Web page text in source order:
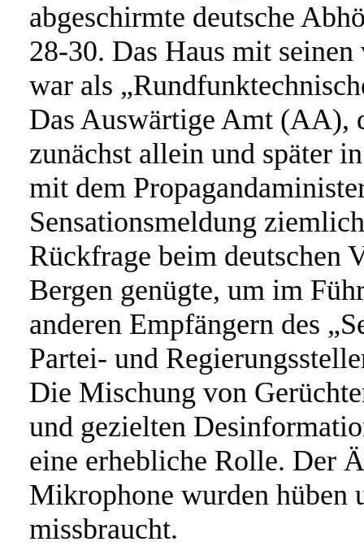
abgeschirmte deutsche
28-30. Das Haus mit seinen
war als
Das Auswärtige Amt (AA),
zunächst allein und später
mit dem
Sensationsmeldung
Rückfrage beim deutschen
Bergen genügte, um im
anderen Empfängern des
Partei- und
Die Mischung von
und gezielten
eine erhebliche Rolle. Der
Mikrophone wurden hüben
missbraucht.